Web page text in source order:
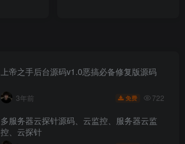
上帝之手后台源码v1.0恶搞必备修复版源码
3年前 免费 722
多服务器云探针源码、云监控、服务器云监
控、云探针